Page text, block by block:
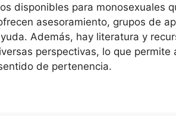
disponibles para monosexuales
asesoramiento, grupos de
Además, hay literatura y
perspectivas, lo que permite
de pertenencia.